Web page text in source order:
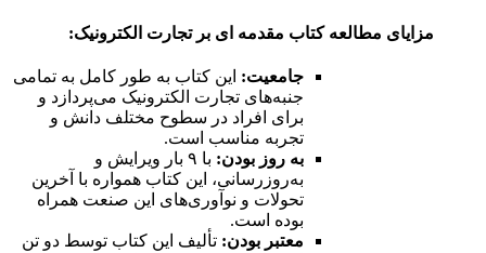
مزایای مطالعه کتاب مقدمه‌ ای بر تجارت الکترونیک:
جامعیت: این کتاب به طور کامل به تمامی
جنبه‌های تجارت الکترونیک می‌پردازد و
برای افراد در سطوح مختلف دانش و
تجربه مناسب است.
به روز بودن:
با ۹ بار ویرایش و
به‌روزرسانی، این کتاب همواره با آخرین
تحولات و نوآوری‌های این صنعت همراه
بوده است.
معتبر بودن: تألیف این کتاب توسط دو تن